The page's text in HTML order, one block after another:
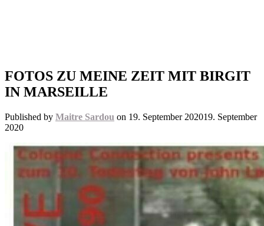
FOTOS ZU MEINE ZEIT MIT BIRGIT
IN MARSEILLE
Published by Maitre Sardou on 19. September 202019. September
2020